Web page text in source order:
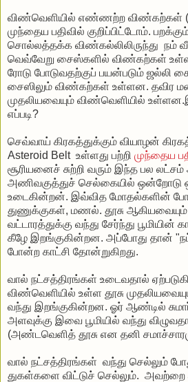
விண்வெளியில் எண்ணற்ற விண்கற்கள்
முந்தைய பதிவில் குறிப்பிட்டோம்.
சொல்லத்தக்க விண்கல்லிலிருந்து நம்
வெவ்வேறு சைஸ்களில் விண்கற்கள்
ரோடு போடுவதற்குப் பயன்படும் ஜல்லி
சைஸிலும் விண்கற்கள் உள்ளன. தவிர
முதலியவையும் விண்வெளியில்
எப்படி?
செவ்வாய் கிரகத்துக்கும் வியாழன்
Asteroid Belt உள்ளது பற்றி முந்தைய
சூரியனைச் சுற்றி வரும் இந்த பல லட்சம்
அணிவகுத்துச் செல்கையில் ஒன்றோடு
உடைகின்றன். இவ்வித மோதல்களின்
துணுக்குகள், மணல். தூசு ஆகியவையும்
வட்டாரத்துக்கு வந்து சேர்ந்து பூமியின்
கீழே இறங்குகின்றன. அப்போது தான்
போன்ற காட்சி தோன்றுகிறது.
வால் நட்சத்திரங்கள் உடைவதால்
விண்வெளியில் உள்ள தூசு
வந்து இறங்குகின்றன. ஓர் ஆண்டில்
அளவுக்கு இவை பூமியில் வந்து
(அண்டவெளித் தூசு என தனி
வால் நட்சத்திரங்கள் வந்து செல்லும்
துகள்களை விட்டுச் செல்லும். அவற்றை